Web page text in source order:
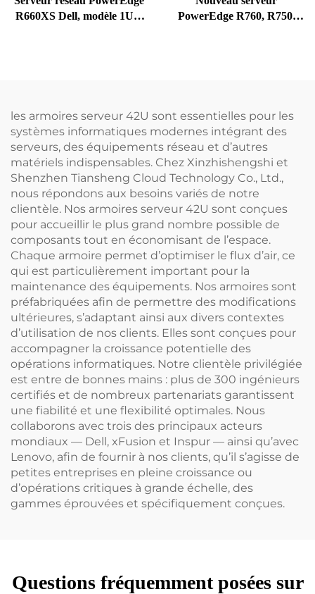
R660XS Dell, modèle 1U à
PowerEdge R760, R750,
les armoires serveur 42U sont essentielles pour les
systèmes informatiques modernes intégrant des
serveurs, des équipements réseau et d’autres
matériels indispensables. Chez Xinzhishengshi et
Shenzhen Tiansheng Cloud Technology Co., Ltd.,
nous répondons aux besoins variés de notre
clientèle. Nos armoires serveur 42U sont conçues
pour accueillir le plus grand nombre possible de
composants tout en économisant de l’espace.
Chaque armoire permet d’optimiser le flux d’air, ce
qui est particulièrement important pour la
maintenance des équipements. Nos armoires sont
préfabriquées afin de permettre des modifications
ultérieures, s’adaptant ainsi aux divers contextes
d’utilisation de nos clients. Elles sont conçues pour
accompagner la croissance potentielle des
opérations informatiques. Notre clientèle privilégiée
est entre de bonnes mains : plus de 300 ingénieurs
certifiés et de nombreux partenariats garantissent
une fiabilité et une flexibilité optimales. Nous
collaborons avec trois des principaux acteurs
mondiaux — Dell, xFusion et Inspur — ainsi qu’avec
Lenovo, afin de fournir à nos clients, qu’il s’agisse de
petites entreprises en pleine croissance ou
d’opérations critiques à grande échelle, des
gammes éprouvées et spécifiquement conçues.
Questions fréquemment posées sur